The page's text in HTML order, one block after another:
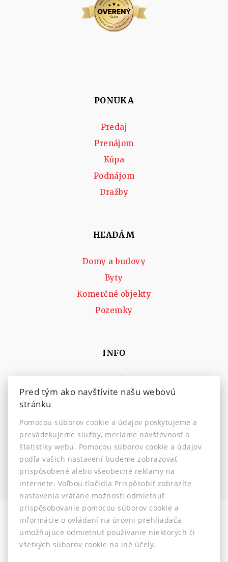
PONUKA
Predaj
Prenájom
Kúpa
Podnájom
Dražby
HĽADÁM
Domy a budovy
Byty
Komerčné objekty
Pozemky
INFO
Napíšte nám
Nastavenie cookies
Informácia pre klientov- Ochrana osobných údajov
Etický kódex-Reklamačný poriadok
© 2026 -J&MZ reality s.r.o.
Pred tým ako navštívite našu webovú
stránku
Pomocou súborov cookie a údajov poskytujeme a
prevádzkujeme služby, meriame návštevnosť a
štatistiky webu. Pomocou súborov cookie a údajov
podľa vašich nastavení budeme zobrazovať
prispôsobené alebo všeobecné reklamy na
internete. Voľbou tlačidla Prispôsobiť zobrazíte
nastavenia vrátane možnosti odmietnuť
prispôsobovanie pomocou súborov cookie a
informácie o ovládaní na úrovni prehliadača
umožňujúce odmietnuť používanie niektorých či
všetkých súborov cookie na iné účely.